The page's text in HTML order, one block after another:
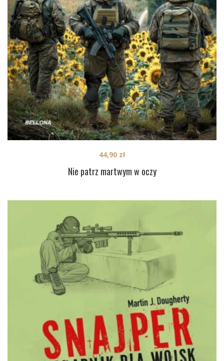
Nie patrz martwym w oczy
44,90 zł